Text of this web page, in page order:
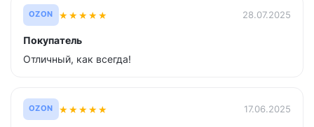
OZON ★★★★★ 28.07.2025
Покупатель
Отличный, как всегда!
OZON ★★★★★ 17.06.2025